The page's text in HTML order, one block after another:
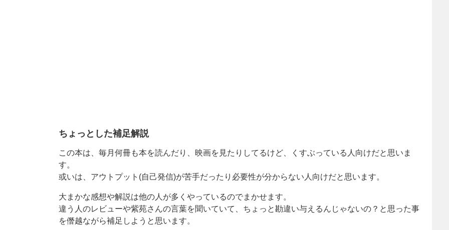
ちょっとした補足解説
この本は、毎月何冊も本を読んだり、映画を見たりしてるけど、くすぶっている人向けだと思いま
す。
或いは、アウトプット(自己発信)が苦手だったり必要性が分からない人向けだと思います。
大まかな感想や解説は他の人が多くやっているのでまかせます。
違う人のレビューや紫苑さんの言葉を聞いていて、ちょっと勘違い与えるんじゃないの？と思った事
を僭越ながら補足しようと思います。